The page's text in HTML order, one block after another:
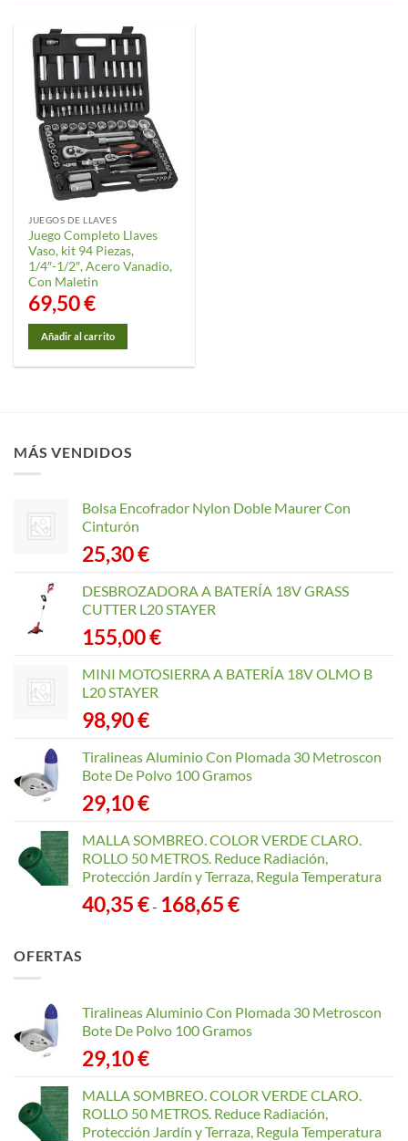
JUEGOS DE LLAVES
Juego Completo Llaves
Vaso, kit 94 Piezas,
1/4″-1/2″, Acero Vanadio,
Con Maletin
69,50€
Añadir al carrito
MÁS VENDIDOS
Bolsa Encofrador Nylon Doble Maurer Con
Cinturón
25,30€
DESBROZADORA A BATERÍA 18V GRASS
CUTTER L20 STAYER
155,00€
MINI MOTOSIERRA A BATERÍA 18V OLMO B
L20 STAYER
98,90€
Tiralineas Aluminio Con Plomada 30 Metroscon
Bote De Polvo 100 Gramos
29,10€
MALLA SOMBREO. COLOR VERDE CLARO.
ROLLO 50 METROS. Reduce Radiación,
Protección Jardín y Terraza, Regula Temperatura
40,35€- 168,65€Rango
168,65 €
OFERTAS
Tiralineas Aluminio Con Plomada 30 Metroscon
Bote De Polvo 100 Gramos
29,10€
MALLA SOMBREO. COLOR VERDE CLARO.
ROLLO 50 METROS. Reduce Radiación,
Protección Jardín y Terraza, Regula Temperatura